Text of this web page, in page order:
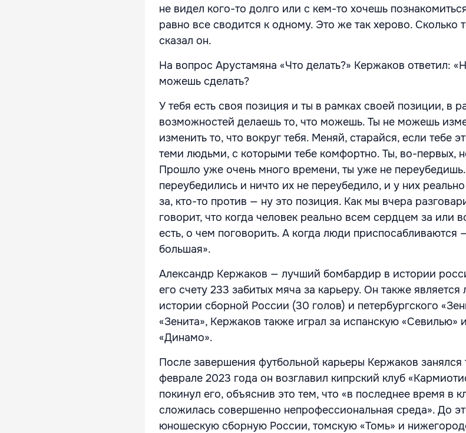
не видел кого-то долго или с кем-то хочешь
равно все сводится к одному. Это же так херово. Сколько
сказал он.
На вопрос Арустамяна «Что делать?» Кержаков ответил:
можешь сделать?
У тебя есть своя позиция и ты в рамках своей позиции, в
возможностей делаешь то, что можешь. Ты не можешь
изменить то, что вокруг тебя. Меняй, старайся, если тебе
теми людьми, с которыми тебе комфортно. Ты, во-первых,
Прошло уже очень много времени, ты уже не
переубедились и ничто их не переубедило, и у них
за, кто-то против — ну это позиция. Как мы вчера
говорит, что когда человек реально всем сердцем за или
есть, о чем поговорить. А когда люди приспосабливаются
большая».
Александр Кержаков — лучший бомбардир в истории
его счету 233 забитых мяча за карьеру. Он также
истории сборной России (30 голов) и петербургского
«Зенита», Кержаков также играл за испанскую «Севилью»
«Динамо».
После завершения футбольной карьеры Кержаков занялся
феврале 2023 года он возглавил кипрский клуб
покинул его, объяснив это тем, что «в последнее время в
сложилась совершенно непрофессиональная среда». До
юношескую сборную России, томскую «Томь» и